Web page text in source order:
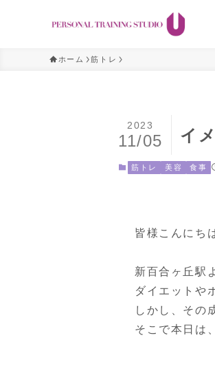
ホーム 筋トレ
イ
2023
11/05
筋トレ 美容 食事
皆様こんにち
新百合ヶ丘駅
ダイエットや
しかし、その
そこで本日は